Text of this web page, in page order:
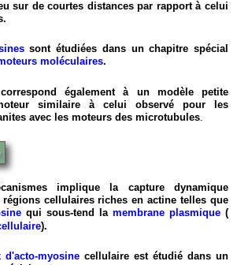
sur de courtes distances par rapport à celui
sont étudiées dans un chapitre spécial
moléculaires.
également à un modèle petite
moteur similaire à celui observé pour les
avec les moteurs des microtubules.
implique la capture dynamique
cellulaires riches en actine telles que
qui sous-tend la membrane plasmique (
).
d'acto-myosine cellulaire est étudié dans un